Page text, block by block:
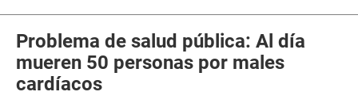
Problema de salud pública: Al día
mueren 50 personas por males
cardíacos